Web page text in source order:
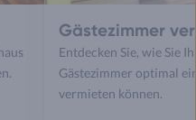
Gästezimmer
Entdecken Sie, wie Sie
Gästezimmer optimal
vermieten können.